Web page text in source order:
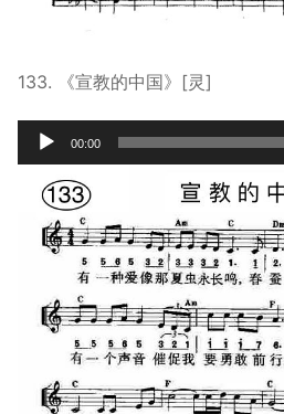
133. 《宣教的中国》[灵]
Audio
Player
00:00